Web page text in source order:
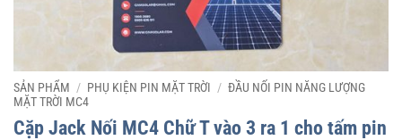
SẢN PHẨM / PHỤ KIỆN PIN MẶT TRỜI / ĐẦU NỐI PIN NĂNG LƯỢNG
MẶT TRỜI MC4
Cặp Jack Nối MC4 Chữ T vào 3 ra 1 cho tấm pin